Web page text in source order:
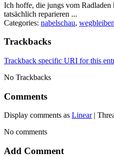
Ich hoffe, die jungs vom Radladen
tatsächlich reparieren ...
Categories: nabelschau, wegbleiben
Trackbacks
Trackback specific URI for this
No Trackbacks
Comments
Display comments as Linear|
No comments
Add Comment